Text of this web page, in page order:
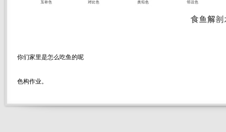
你们家里是怎么吃鱼的呢
色构作业。